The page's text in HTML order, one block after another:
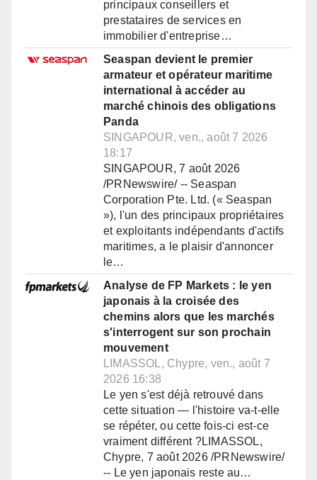
principaux conseillers et
prestataires de services en
immobilier d'entreprise…
Seaspan devient le premier
armateur et opérateur maritime
international à accéder au
marché chinois des obligations
Panda
SINGAPOUR, ven., août 7 2026
18:17
SINGAPOUR, 7 août 2026
/PRNewswire/ -- Seaspan
Corporation Pte. Ltd. (« Seaspan
»), l'un des principaux propriétaires
et exploitants indépendants d'actifs
maritimes, a le plaisir d'annoncer
le…
Analyse de FP Markets : le yen
japonais à la croisée des
chemins alors que les marchés
s'interrogent sur son prochain
mouvement
LIMASSOL, Chypre, ven., août 7
2026 16:38
Le yen s'est déjà retrouvé dans
cette situation — l'histoire va-t-elle
se répéter, ou cette fois-ci est-ce
vraiment différent ?LIMASSOL,
Chypre, 7 août 2026 /PRNewswire/
-- Le yen japonais reste au…